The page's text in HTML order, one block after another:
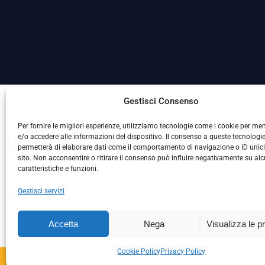
Gestisci Consenso
Per fornire le migliori esperienze, utilizziamo tecnologie come i cookie per
e/o accedere alle informazioni del dispositivo. Il consenso a queste
permetterà di elaborare dati come il comportamento di navigazione o ID
sito. Non acconsentire o ritirare il consenso può influire negativamente su
caratteristiche e funzioni.
Gestisci servizi
Accetta Nega Visualizza le
Cookie PolicyPrivacy Policy
La Società ha nominato il Responsabile della